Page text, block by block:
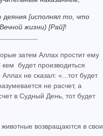
деяния [исполнял то, что
жизни) [Рай]!
затем Аллах простит ему
кем будет производиться
не сказал: «...тот будет
не расчет, а
в Судный День, тот будет
возвращаются в свои